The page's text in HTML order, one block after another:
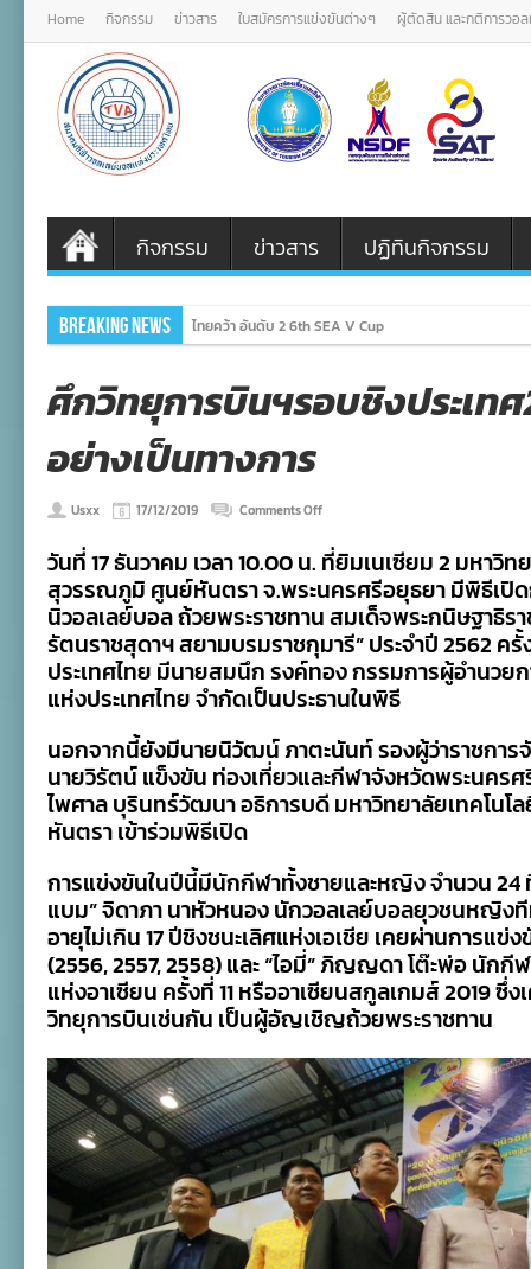
Home กิจกรรม ข่าวสาร ใบสมัครการแข่งขันต่างๆ ผู้ตัดสิน และกติการวอ
กิจกรรม ข่าวสาร ปฏิทินกิจกรรม
Breaking News หนุ่มไทยล้างตาสำเร็จ! อั
ศึกวิทยุการบินฯรอบชิงประเท
อย่างเป็นทางการ
Usxx 17/12/2019 Comments Offon
วิทยุ
กา
รบินฯ
รอบ
ชิง
ประเทศ2562เปิด
อย่าง
เป็น
วันที่ 17 ธันวาคม เวลา 10.00 น. ที่ยิมเนเซียม 2 มหาวิ
สุวรรณภูมิ ศูนย์หันตรา จ.พระนครศรีอยุธยา มีพิธีเปิ
นิวอลเลย์บอล ถ้วยพระราชทาน สมเด็จพระกนิษฐาธิร
รัตนราชสุดาฯ สยามบรมราชกุมารี” ประจำปี 2562 ค
ประเทศไทย มีนายสมนึก รงค์ทอง กรรมการผู้อำนว
แห่งประเทศไทย จำกัดเป็นประธานในพิธี
นอกจากนี้ยังมีนายนิวัฒน์ ภาตะนันท์ รองผู้ว่าราชการ
นายวิรัตน์ แข็งขัน ท่องเที่ยวและกีฬาจังหวัดพระนคร
ไพศาล บุรินทร์วัฒนา อธิการบดี มหาวิทยาลัยเทคโน
หันตรา เข้าร่วมพิธีเปิด
การแข่งขันในปีนี้มีนักกีฬาทั้งชายและหญิง จำนวน 24
แบม” จิดาภา นาหัวหนอง นักวอลเลย์บอลยุวชนหญิง
อายุไม่เกิน 17 ปีชิงชนะเลิศแห่งเอเชีย เคยผ่านการแ
(2556, 2557, 2558) และ “ไอมี่” ภิญญดา โต๊ะพ่อ นัก
แห่งอาเซียน ครั้งที่ 11 หรืออาเซียนสกูลเกมส์ 2019 ซึ่
วิทยุการบินเช่นกัน เป็นผู้อัญเชิญถ้วยพระราชทาน